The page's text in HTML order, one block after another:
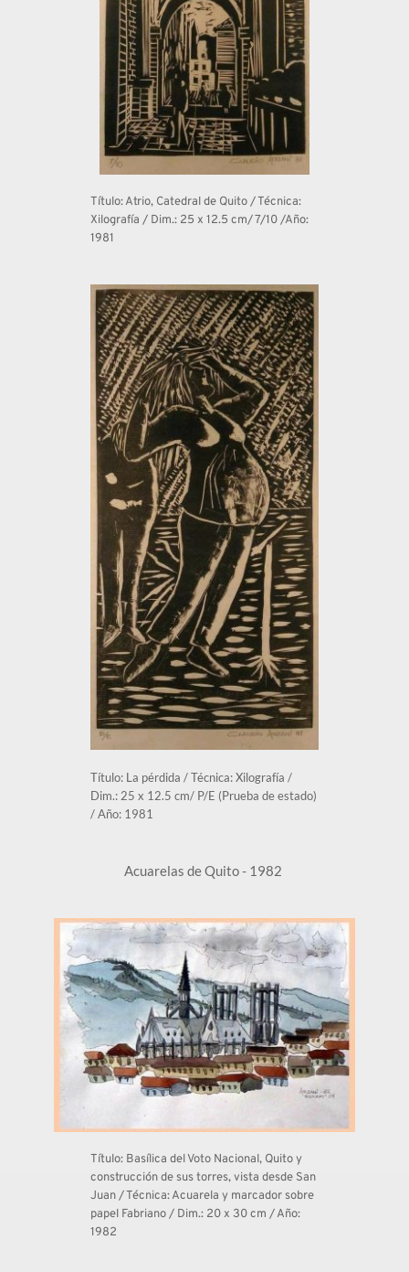
Título: Atrio, Catedral de Quito / Técnica:
Xilografía / Dim.: 25 x 12.5 cm/ 7/10 /Año:
1981
Título: La pérdida / Técnica: Xilografía /
Dim.: 25 x 12.5 cm/ P/E (Prueba de estado)
/ Año: 1981
Acuarelas de Quito - 1982
Título: Basílica del Voto Nacional, Quito y
construcción de sus torres, vista desde San
Juan / Técnica: Acuarela y marcador sobre
papel Fabriano / Dim.: 20 x 30 cm / Año:
1982